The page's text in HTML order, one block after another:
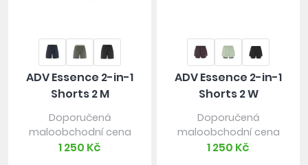
ADV Essence 2-in-1
Shorts 2 M
Doporučená
maloobchodní cena
1 250 Kč
ADV Essence 2-in-1
Shorts 2 W
Doporučená
maloobchodní cena
1 250 Kč